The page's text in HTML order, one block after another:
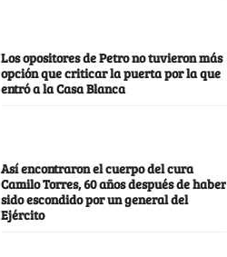
Los opositores de Petro no tuvieron más
opción que criticar la puerta por la que
entró a la Casa Blanca
Así encontraron el cuerpo del cura
Camilo Torres, 60 años después de haber
sido escondido por un general del
Ejército